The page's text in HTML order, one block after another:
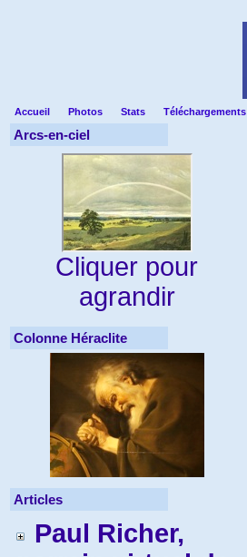
Accueil Photos Stats Téléchargements
Arcs-en-ciel
Cliquer pour
agrandir
Colonne Héraclite
Articles
Paul Richer,